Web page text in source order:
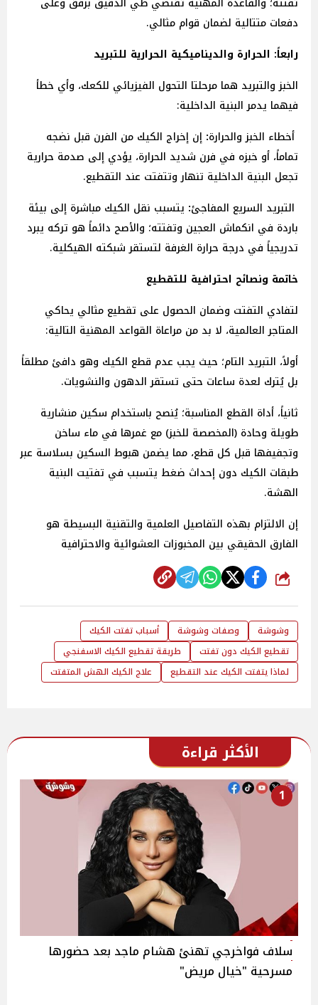
دفعات متتالية لضمان قوام مثالي.
رابعاً: الحرارة والديناميكية الحرارية للتبريد
الخبز والتبريد هما مرحلتا التحول الفيزيائي للكعك، وأي خطأ
فيهما يدمر البنية الداخلية:
أخطاء الخبز والحرارة: إن إخراج الكيك من الفرن قبل نضجه
تماماً، أو خبزه في فرن شديد الحرارة، يؤدي إلى صدمة حرارية
تجعل البنية الداخلية تنهار وتتفتت عند التقطيع.
التبريد السريع المفاجئ: يتسبب نقل الكيك مباشرة إلى بيئة
باردة في انكماش العجين وتفتته؛ والأصح دائماً هو تركه يبرد
تدريجياً في درجة حرارة الغرفة لتستقر شبكته الهيكلية.
خاتمة ونصائح احترافية للتقطيع
لتفادي التفتت وضمان الحصول على تقطيع مثالي يحاكي
المتاجر العالمية، لا بد من مراعاة القواعد المهنية التالية:
أولاً، التبريد التام؛ حيث يجب عدم قطع الكيك وهو دافئ مطلقاً
بل يُترك لعدة ساعات حتى تستقر الدهون والنشويات.
ثانياً، أداة القطع المناسبة؛ يُنصح باستخدام سكين منشارية
طويلة وحادة (المخصصة للخبز) مع غمرها في ماء ساخن
وتجفيفها قبل كل قطع، مما يضمن هبوط السكين بسلاسة عبر
طبقات الكيك دون إحداث ضغط يتسبب في تفتيت البنية
الهشة.
إن الالتزام بهذه التفاصيل العلمية والتقنية البسيطة هو
الفارق الحقيقي بين المخبوزات العشوائية والاحترافية
شارك
وشوشة وصفات وشوشة
أسباب تفتت الكيك
تقطيع الكيك دون تفتت
طريقة تقطيع الكيك الاسفنجي
لماذا يتفتت الكيك عند التقطيع
علاج الكيك الهش المتفتت
الأكثر قراءة
1
سلاف فواخرجي تهنئ هشام ماجد بعد حضورها
مسرحية "خيال مريض"